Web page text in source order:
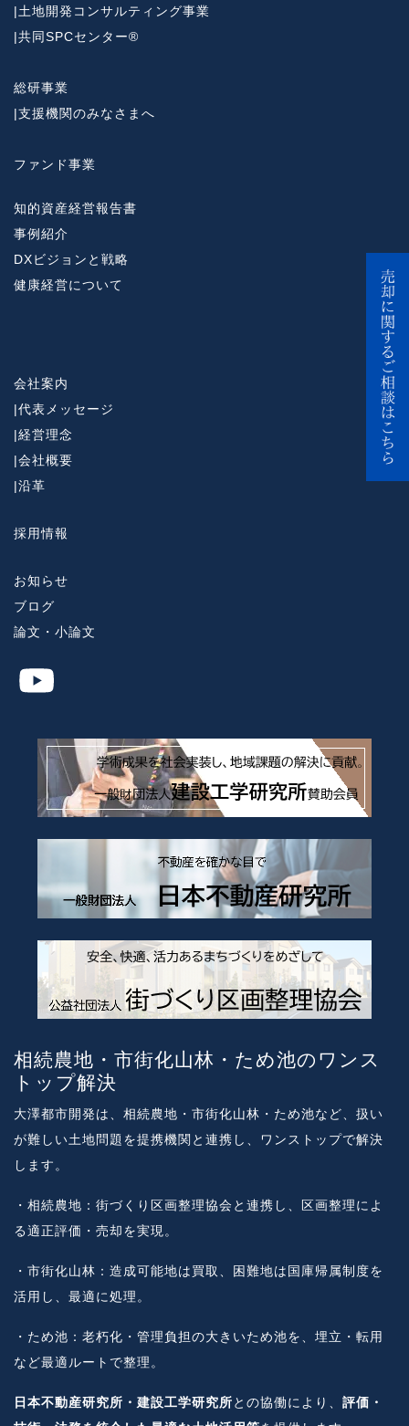
|土地開発コンサルティング事業
|共同SPCセンター®
総研事業
|支援機関のみなさまへ
ファンド事業
知的資産経営報告書
事例紹介
DXビジョンと戦略
健康経営について
会社案内
|代表メッセージ
|経営理念
|会社概要
|沿革
採用情報
お知らせ
ブログ
論文・小論文
相続農地・市街化山林・ため池のワンス
トップ解決
大澤都市開発は、相続農地・市街化山林・ため池など、扱い
が難しい土地問題を提携機関と連携し、ワンストップで解決
します。
・相続農地：街づくり区画整理協会と連携し、区画整理によ
る適正評価・売却を実現。
・市街化山林：造成可能地は買取、困難地は国庫帰属制度を
活用し、最適に処理。
・ため池：老朽化・管理負担の大きいため池を、埋立・転用
など最適ルートで整理。
日本不動産研究所・建設工学研究所との協働により、 評価・